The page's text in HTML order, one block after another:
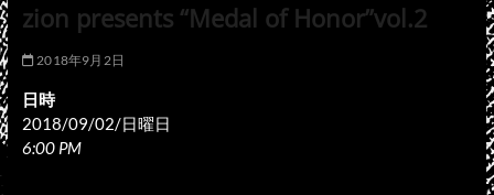
zion presents “Medal of Honor”vol.2
2018年9月2日
日時
2018/09/02/日曜日
6:00 PM